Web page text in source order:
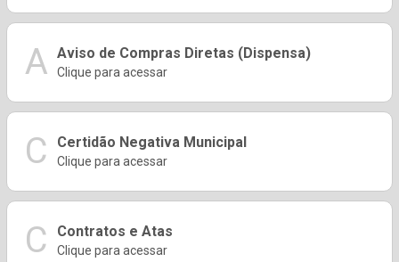
A Aviso de Compras Diretas (Dispensa)
Clique para acessar
C Certidão Negativa Municipal
Clique para acessar
C Contratos e Atas
Clique para acessar